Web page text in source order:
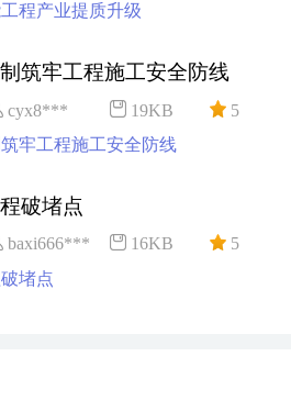
程产业提质升级
筑牢工程施工安全防线
cyx8*** 19KB
5
牢工程施工安全防线
破堵点
baxi666*** 16KB
5
堵点